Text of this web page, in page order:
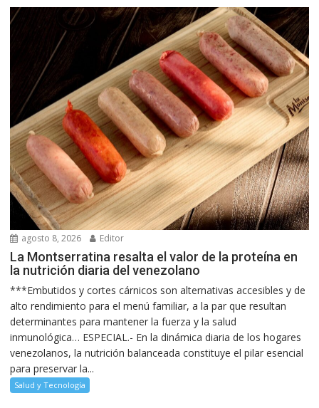
agosto 8, 2026 Editor
La Montserratina resalta el valor de la proteína en
la nutrición diaria del venezolano
***Embutidos y cortes cárnicos son alternativas accesibles y de
alto rendimiento para el menú familiar, a la par que resultan
determinantes para mantener la fuerza y la salud
inmunológica… ESPECIAL.- En la dinámica diaria de los hogares
venezolanos, la nutrición balanceada constituye el pilar esencial
para preservar la...
Salud y Tecnología